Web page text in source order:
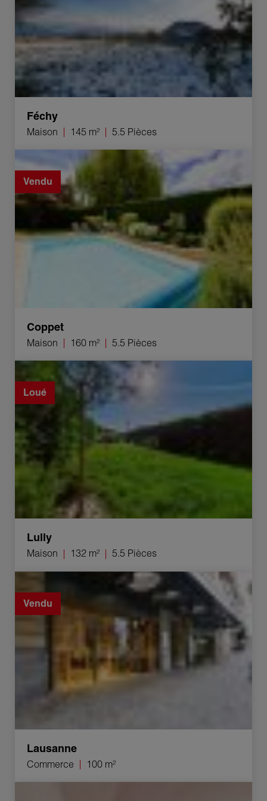
Féchy
Maison 145 m² 5.5 Pièces
Vente Maison Coppet 5.5 Pièces 160 m²
Vendu
Coppet
Maison 160 m² 5.5 Pièces
Location Maison Lully 5.5 Pièces 132 m²
Loué
Lully
Maison 132 m² 5.5 Pièces
Vente Commerce Lausanne 100 m²
Vendu
Lausanne
Commerce 100 m²